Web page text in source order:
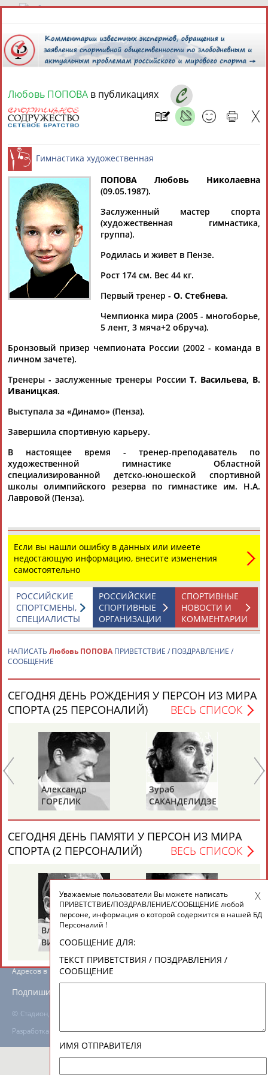
9 августа 2026 года,12:27
Найдено: 13181 Расширенный поиск
Аслаудин
АБАЕВ
Елена
АБАИМОВА
Мария
АБАКУМОВА
АБАЛАКИНА
Дмитрий
АБАРЕНОВ
Тамилла
АБАСОВА
Рамазан
АБАЧАРАЕВ
АББАТЕ-
БУЛАТОВА
АББЯСОВА
АБДИКАРИМОВААБДРАХМАНОВ
Каримжан
АБДРАХМАНОВ
Аделя
АБДРАХМАНОВААБДУВАЛИЕВ
АБДУЛАЕВ
АБДУЛАЕВ
АБДУЛАЕВ
АБДУЛАЗИЗОВАБДУЛБЕКОВ
Камалудин
Абдула
Магомед
Назир
24 персон из 13181
ЕЩЁ ПЕРСОНЫ
ТАБЛО АКТИВНОСТИ
ЦЕЛИ ПРОЕКТА
Вопросы сотрудничества и совместной деятельности
© Стадион, 1998-2026
Разработка и поддержка ООО НАИТ «Стадион»
Адресов в новостной рассылке: 996
Подпишись
Любовь ПОПОВА в публикациях
Гимнастика художественная
ПОПОВА Любовь Николаевна
(09.05.1987).
Заслуженный мастер спорта
(художественная гимнастика,
группа).
Родилась и живет в Пензе.
Рост 174 см. Вес 44 кг.
Первый тренер - О. Стебнева.
Чемпионка мира (2005 - многоборье,
5 лент, 3 мяча+2 обруча).
Бронзовый призер чемпионата России (2002 - команда в
личном зачете).
Тренеры - заслуженные тренеры России Т. Васильева, В.
Иваницкая.
Выступала за «Динамо» (Пенза).
Завершила спортивную карьеру.
В настоящее время - тренер-преподаватель по
художественной гимнастике Областной
специализированной детско-юношеской спортивной
школы олимпийского резерва по гимнастике им. Н.А.
Лавровой (Пенза).
Если вы нашли ошибку в данных или имеете
недостающую информацию, внесите изменения
самостоятельно
СПОРТИВНЫЕ
НОВОСТИ И
КОММЕНТАРИИ
РОССИЙСКИЕ
СПОРТИВНЫЕ
ОРГАНИЗАЦИИ
РОССИЙСКИЕ
СПОРТСМЕНЫ,
СПЕЦИАЛИСТЫ
НАПИСАТЬ Любовь ПОПОВА ПРИВЕТСТВИЕ / ПОЗДРАВЛЕНИЕ /
СООБЩЕНИЕ
СЕГОДНЯ ДЕНЬ РОЖДЕНИЯ У ПЕРСОН ИЗ МИРА
СПОРТА (25 ПЕРСОНАЛИЙ)
ВЕСЬ СПИСОК
Александр
ГОРЕЛИК
Зураб
САКАНДЕЛИДЗЕ
СЕГОДНЯ ДЕНЬ ПАМЯТИ У ПЕРСОН ИЗ МИРА
СПОРТА (2 ПЕРСОНАЛИЙ)
ВЕСЬ СПИСОК
Владимир
ВИКУЛОВ
Уважаемые пользователи Вы можете написать
ПРИВЕТСТВИЕ/ПОЗДРАВЛЕНИЕ/СООБЩЕНИЕ любой
персоне, информация о которой содержится в нашей БД
Персоналий !
СООБЩЕНИЕ ДЛЯ:
ТЕКСТ ПРИВЕТСТВИЯ / ПОЗДРАВЛЕНИЯ /
СООБЩЕНИЕ
ИМЯ ОТПРАВИТЕЛЯ